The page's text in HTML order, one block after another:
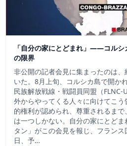
「自分の家にとどまれ」——コル
の限界
非公開の記者会見に集まったのは
いた。8月上旬、コルシカ島で開か
民族解放戦線・戦闘員同盟（FLNC-
外からやってくる人々に向けてこ
的権利が認められ、尊重されるま
は一つしかない。自分の家にとど
タン」がこの会見を報じ、フラン
日、予…